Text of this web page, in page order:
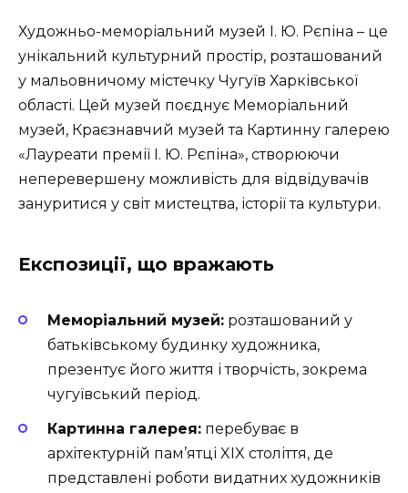
Художньо-меморіальний музей І. Ю. Рєпіна – це
унікальний культурний простір, розташований
у мальовничому містечку Чугуїв Харківської
області. Цей музей поєднує Меморіальний
музей, Краєзнавчий музей та Картинну галерею
«Лауреати премії І. Ю. Рєпіна», створюючи
неперевершену можливість для відвідувачів
зануритися у світ мистецтва, історії та культури.
Експозиції, що вражають
Меморіальний музей: розташований у
батьківському будинку художника,
презентує його життя і творчість, зокрема
чугуївський період.
Картинна галерея: перебуває в
архітектурній пам’ятці XIX століття, де
представлені роботи видатних художників